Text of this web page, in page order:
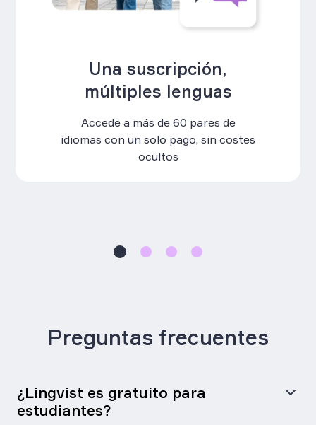
Algoritmos inteligentes
para un aprendizaje
más inteligente
Aprende hasta 10 veces más rápido
que con los métodos tradicionales,
Preguntas frecuentes
¿Lingvist es gratuito para
estudiantes?